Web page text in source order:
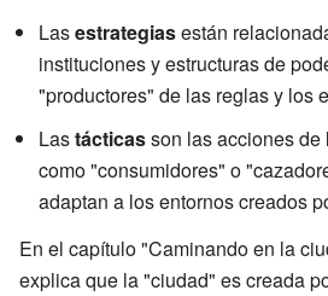
Lasestrategiasestán
instituciones y estructuras de
"productores" de las reglas y los
Lastácticasson las acciones
como "consumidores" o
adaptan a los entornos creados
En el capítulo "Caminando en la
explica que la "ciudad" es creada